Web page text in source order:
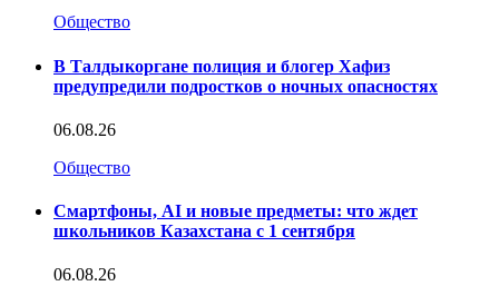
Общество
В Талдыкоргане полиция и блогер Хафиз
предупредили подростков о ночных опасностях
06.08.26
Общество
Смартфоны, AI и новые предметы: что ждет
школьников Казахстана с 1 сентября
06.08.26